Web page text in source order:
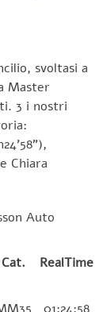
svoltasi a
Master
3 i nostri
Chiara
Auto
Cat. RealTime